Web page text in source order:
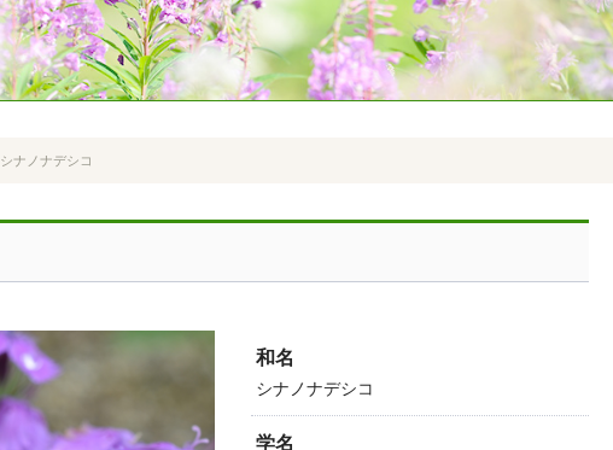
シナノナデシコ
和名
シナノナデシコ
学名